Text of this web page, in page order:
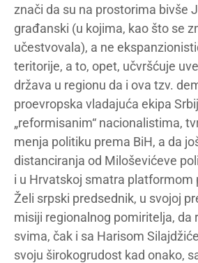
znači da su na prostorima bivše
građanski (u kojima, kao što se
učestvovala), a ne
teritorije, a to, opet, učvršćuje
država u regionu da i ova tzv.
proevropska vladajuća ekipa
„reformisanim“ nacionalistima,
menja politiku prema BiH, a da
distanciranja od Miloševićeve
i u Hrvatskoj smatra platformom
Želi srpski predsednik, u svojoj
misiji regionalnog pomiritelja, da
svima, čak i sa Harisom
svoju širokogrudost kad onako,